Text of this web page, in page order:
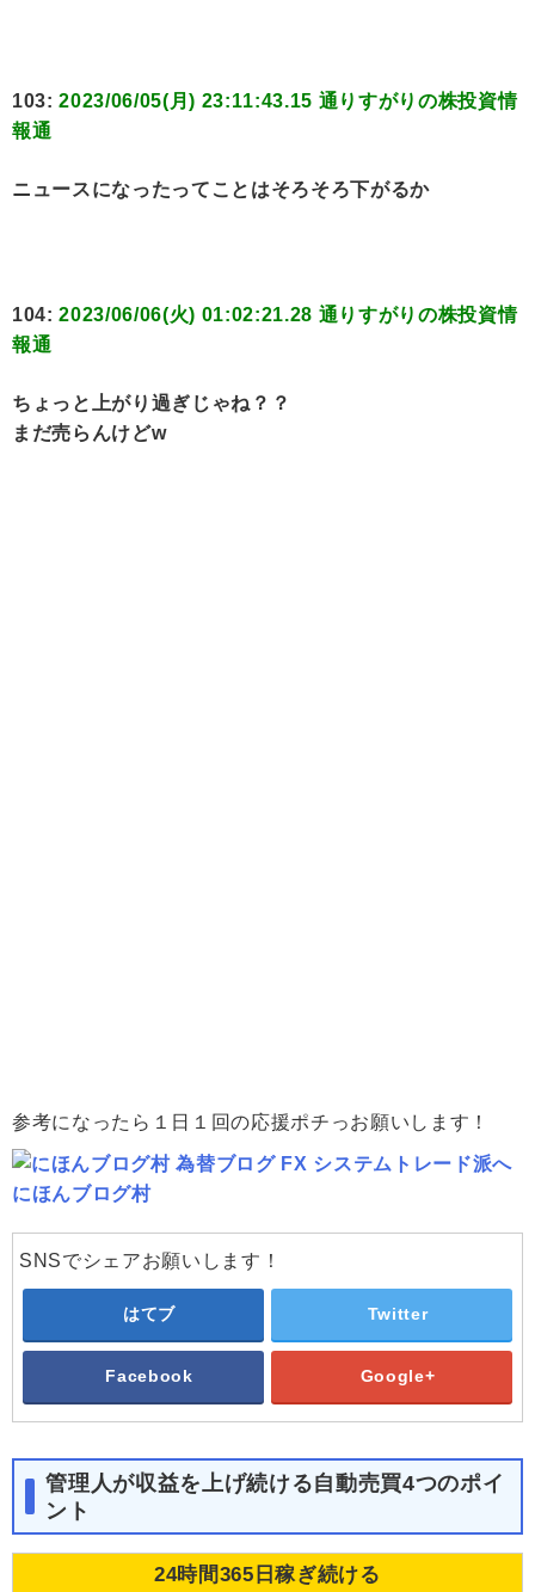
103:2023/06/05(月) 23:11:43.15 通りすがりの株投資情
報通
ニュースになったってことはそろそろ下がるか
104:2023/06/06(火) 01:02:21.28 通りすがりの株投資情
報通
ちょっと上がり過ぎじゃね？？
まだ売らんけどw
参考になったら１日１回の応援ポチっお願いします！
にほんブログ村
SNSでシェアお願いします！
はてブ Twitter
Facebook Google+
管理人が収益を上げ続ける自動売買4つのポイ
ント
24時間365日稼ぎ続ける